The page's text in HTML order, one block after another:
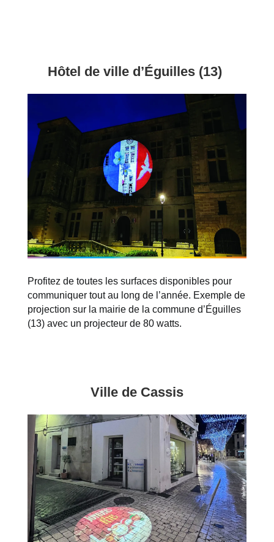
Hôtel de ville d’Éguilles (13)
Profitez de toutes les surfaces disponibles pour
communiquer tout au long de l’année. Exemple de
projection sur la mairie de la commune d’Éguilles
(13) avec un projecteur de 80 watts.
Ville de Cassis